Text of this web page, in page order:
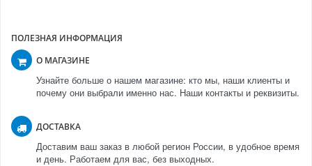
ПОЛЕЗНАЯ ИНФОРМАЦИЯ
О МАГАЗИНЕ
Узнайте больше о нашем магазине: кто мы, наши клиенты и
почему они выбрали именно нас. Наши контакты и реквизиты.
ДОСТАВКА
Доставим ваш заказ в любой регион России, в удобное время
и день. Работаем для вас, без выходных.